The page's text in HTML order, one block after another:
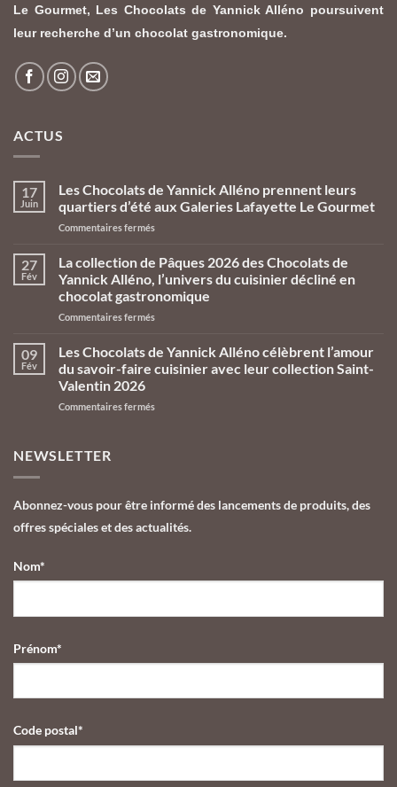
Le Gourmet, Les Chocolats de Yannick Alléno poursuivent
leur recherche d’un chocolat gastronomique.
ACTUS
17
Juin
Les Chocolats de Yannick Alléno prennent leurs
quartiers d’été aux Galeries Lafayette Le Gourmet
Commentaires ferméssur
Chocolats
de
Yannick
Alléno
prennent
quartiers
d’été
aux
Lafayette
27
Fév
La collection de Pâques 2026 des Chocolats de
Yannick Alléno, l’univers du cuisinier décliné en
chocolat gastronomique
Commentaires ferméssur
collection
Pâques
des
cuisinier
décliné
09
Fév
Les Chocolats de Yannick Alléno célèbrent l’amour
du savoir-faire cuisinier avec leur collection Saint-
Valentin 2026
Commentaires ferméssur
l’amour
du
collection
2026
NEWSLETTER
Abonnez-vous pour être informé des lancements de produits, des
offres spéciales et des actualités.
Nom*
Prénom*
Code postal*